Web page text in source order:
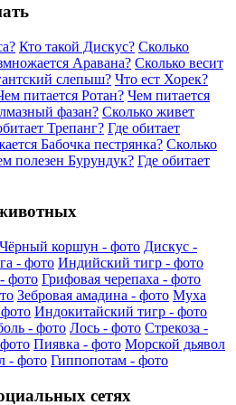
Кто такой Дискус? Сколько
Аравана? Сколько весит
слепыш? Что ест Хорек?
питается Ротан? Чем питается
фазан? Сколько живет
Трепанг? Где обитает
Бабочка пестрянка? Сколько
полезен Бурундук? Где обитает
Чёрный коршун - фото Дискус -
- фото Индийский тигр - фото
фото Грифовая черепаха - фото
Зебровая амадина - фото Муха
Индокитайский тигр - фото
- фото Лось - фото Стрекоза -
Пиявка - фото Морской дьявол
- фото Гиппопотам - фото
сетях